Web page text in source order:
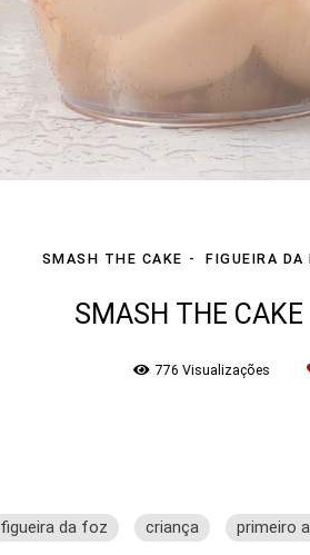
SMASH THE CAKE FIGUEIRA DA
SMASH THE
776 Visualizações
figueira da foz criança primeiro